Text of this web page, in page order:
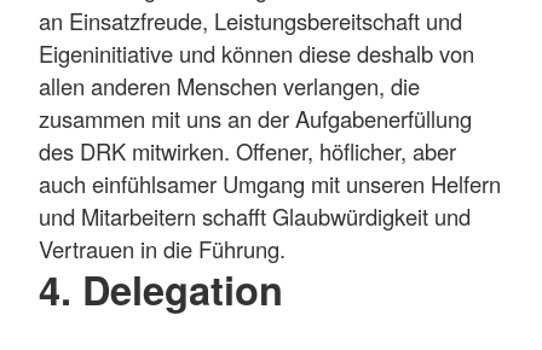
an Einsatzfreude, Leistungsbereitschaft und
Eigeninitiative und können diese deshalb von
allen anderen Menschen verlangen, die
zusammen mit uns an der Aufgabenerfüllung
des DRK mitwirken. Offener, höflicher, aber
auch einfühlsamer Umgang mit unseren Helfern
und Mitarbeitern schafft Glaubwürdigkeit und
Vertrauen in die Führung.
4. Delegation